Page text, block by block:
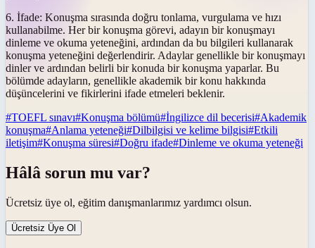
6. İfade: Konuşma sırasında doğru tonlama, vurgulama ve hızı
kullanabilme. Her bir konuşma görevi, adayın bir konuşmayı
dinleme ve okuma yeteneğini, ardından da bu bilgileri kullanarak
konuşma yeteneğini değerlendirir. Adaylar genellikle bir konuşmayı
dinler ve ardından belirli bir konuda bir konuşma yaparlar. Bu
bölümde adayların, genellikle akademik bir konu hakkında
düşüncelerini ve fikirlerini ifade etmeleri beklenir.
#TOEFL sınavı#Konuşma bölümü#İngilizce dil becerisi#Akademik
konuşma#Anlama yeteneği#Dilbilgisi ve kelime bilgisi#Etkili
iletişim#Konuşma süresi#Doğru ifade#Dinleme ve okuma yeteneği
Hâlâ sorun mu var?
Ücretsiz üye ol, eğitim danışmanlarımız yardımcı olsun.
Ücretsiz Üye Ol